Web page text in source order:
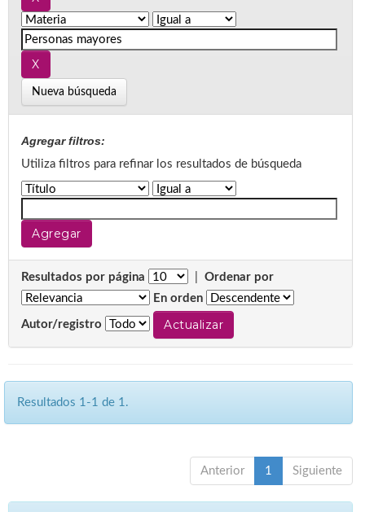
Nueva búsqueda
Agregar filtros:
Utiliza filtros para refinar los resultados de búsqueda
Resultados por página
Ordenar por
En orden
Autor/registro
Resultados 1-1 de 1.
Anterior 1 Siguiente